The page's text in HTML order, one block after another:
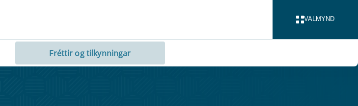
VALMYND
Fréttir og tilkynningar